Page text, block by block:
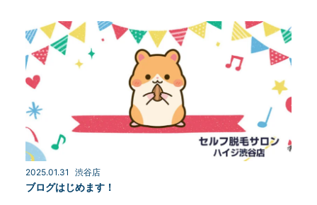
2025.01.31 渋谷店
ブログはじめます！